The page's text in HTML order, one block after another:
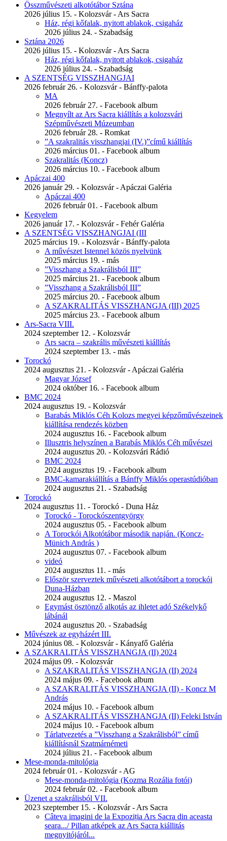
Összművészeti alkotótábor Sztána
2026 július 15. - Kolozsvár - Ars Sacra
Ház, régi kőfalak, nyitott ablakok, csigaház
2026 július 24. - Szabadság
Sztána 2026
2026 július 15. - Kolozsvár - Ars Sacra
Ház, régi kőfalak, nyitott ablakok, csigaház
2026 július 24. - Szabadság
A SZENTSÉG VISSZHANGJAI
2026 február 26. - Kolozsvár - Bánffy-palota
MA
2026 február 27. - Facebook album
Megnyílt az Ars Sacra kiállítás a kolozsvári
Szépművészeti Múzeumban
2026 február 28. - Romkat
”A szakralitás visszhangjai (IV.)”című kiállítás
2026 március 01. - Facebook album
Szakralitás (Koncz)
2026 március 10. - Facebook album
Apáczai 400
2026 január 29. - Kolozsvár - Apáczai Galéria
Apáczai 400
2026 február 01. - Facebook album
Kegyelem
2026 január 17. - Kolozsvár - Fehér Galéria
A SZENTSÉG VISSZHANGJAI (III
2025 március 19. - Kolozsvár - Bánffy-palota
A művészet Istennel közös nyelvünk
2025 március 19. - más
”Visszhang a Szakrálisból III”
2025 március 21. - Facebook album
”Visszhang a Szakrálisból III”
2025 március 20. - Facebook album
A SZAKRALITÁS VISSZHANGJA (III) 2025
2025 március 23. - Facebook album
Ars-Sacra VIII.
2024 szeptember 12. - Kolozsvár
Ars sacra – szakrális művészeti kiállítás
2024 szeptember 13. - más
Torockó
2024 augusztus 21. - Kolozsvár - Apáczai Galéria
Magyar József
2024 október 16. - Facebook album
BMC 2024
2024 augusztus 19. - Kolozsvár
Barabás Miklós Céh Kolozs megyei képzőművészeinek
kiállítása rendezés közben
2024 augusztus 16. - Facebook album
Illusztris helyszínen a Barabás Miklós Céh művészei
2024 augusztus 20. - Kolozsvári Rádió
BMC 2024
2024 augusztus 19. - Facebook album
BMC-kamarakiállítás a Bánffy Miklós operastúdióban
2024 augusztus 21. - Szabadság
Torockó
2024 augusztus 11. - Torockó - Duna Ház
Torockó - Torockószentgyörgy
2024 augusztus 05. - Facebook album
A Torockói Alkotótábor második napján. (Koncz-
Münich András )
2024 augusztus 07. - Facebook album
videó
2024 augusztus 11. - más
Először szerveztek művészeti alkotótábort a torockói
Duna-Házban
2024 augusztus 12. - Maszol
Egymást ösztönző alkotás az ihletet adó Székelykő
lábánál
2024 augusztus 20. - Szabadság
Művészek az egyházért III.
2024 június 08. - Kolozsvár - Kányafő Galéria
A SZAKRALITÁS VISSZHANGJA (II) 2024
2024 május 09. - Kolozsvár
A SZAKRALITÁS VISSZHANGJA (II) 2024
2024 május 09. - Facebook album
A SZAKRALITÁS VISSZHANGJA (II) - Koncz M
András
2024 május 10. - Facebook album
A SZAKRALITÁS VISSZHANGJA (II) Feleki István
2024 május 10. - Facebook album
Tárlatvezetés a ”Visszhang a Szakrálisból” című
kiállításnál Szatmárnémeti
2024 július 21. - Facebook album
Mese-monda-mitológia
2024 február 01. - Kolozsvár - AG
Mese-monda-mitológia (Kozma Rozália fotói)
2024 február 02. - Facebook album
Üzenet a szakrálisból VII.
2023 szeptember 15. - Kolozsvár - Ars Sacra
Câteva imagini de la Expoziția Ars Sacra din aceasta
seara.../ Pillan atképek az Ars Sacra kiállitás
megnyitójáról...